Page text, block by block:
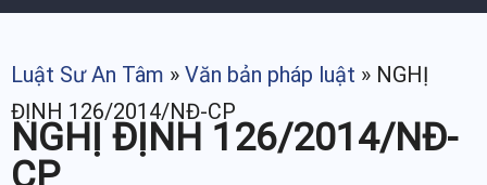
Luật Sư An Tâm » Văn bản pháp luật » NGHỊ
ĐỊNH 126/2014/NĐ-CP
NGHỊ ĐỊNH 126/2014/NĐ-
CP